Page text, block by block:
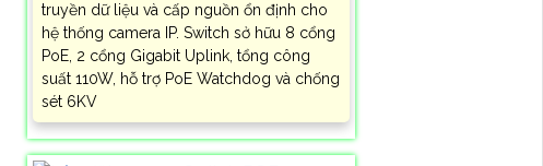
truyền dữ liệu và cấp nguồn ổn định cho
hệ thống camera IP. Switch sở hữu 8 cổng
PoE, 2 cổng Gigabit Uplink, tổng công
suất 110W, hỗ trợ PoE Watchdog và chống
sét 6KV